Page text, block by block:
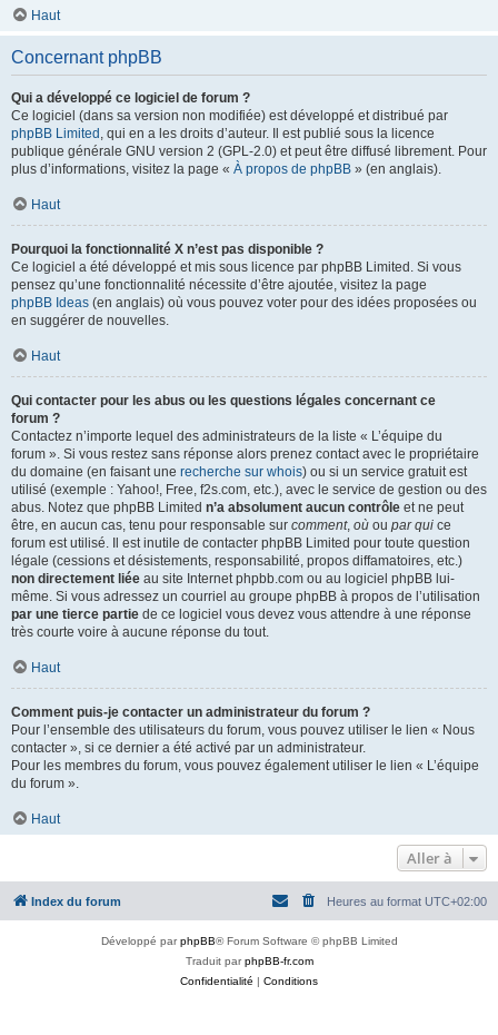
Haut
Concernant phpBB
Qui a développé ce logiciel de forum ?
Ce logiciel (dans sa version non modifiée) est développé et distribué par
phpBB Limited , qui en a les droits d’auteur. Il est publié sous la licence
publique générale GNU version 2 (GPL-2.0) et peut être diffusé librement. Pour
plus d’informations, visitez la page « À propos de phpBB » (en anglais).
Haut
Pourquoi la fonctionnalité X n’est pas disponible ?
Ce logiciel a été développé et mis sous licence par phpBB Limited. Si vous
pensez qu’une fonctionnalité nécessite d’être ajoutée, visitez la page
phpBB Ideas (en anglais) où vous pouvez voter pour des idées proposées ou
en suggérer de nouvelles.
Haut
Qui contacter pour les abus ou les questions légales concernant ce
forum ?
Contactez n’importe lequel des administrateurs de la liste « L’équipe du
forum ». Si vous restez sans réponse alors prenez contact avec le propriétaire
du domaine (en faisant une recherche sur whois) ou si un service gratuit est
utilisé (exemple : Yahoo!, Free, f2s.com, etc.), avec le service de gestion ou des
abus. Notez que phpBB Limited n’a absolument aucun contrôle et ne peut
être, en aucun cas, tenu pour responsable sur comment, où ou par qui ce
forum est utilisé. Il est inutile de contacter phpBB Limited pour toute question
légale (cessions et désistements, responsabilité, propos diffamatoires, etc.)
non directement liée au site Internet phpbb.com ou au logiciel phpBB lui-
même. Si vous adressez un courriel au groupe phpBB à propos de l’utilisation
par une tierce partie de ce logiciel vous devez vous attendre à une réponse
très courte voire à aucune réponse du tout.
Haut
Comment puis-je contacter un administrateur du forum ?
Pour l’ensemble des utilisateurs du forum, vous pouvez utiliser le lien « Nous
contacter », si ce dernier a été activé par un administrateur.
Pour les membres du forum, vous pouvez également utiliser le lien « L’équipe
du forum ».
Haut
Aller à
Index du forum Heures au format UTC+02:00
Développé parphpBB® Forum Software © phpBB Limited
Traduit parphpBB-fr.com
Confidentialité | Conditions